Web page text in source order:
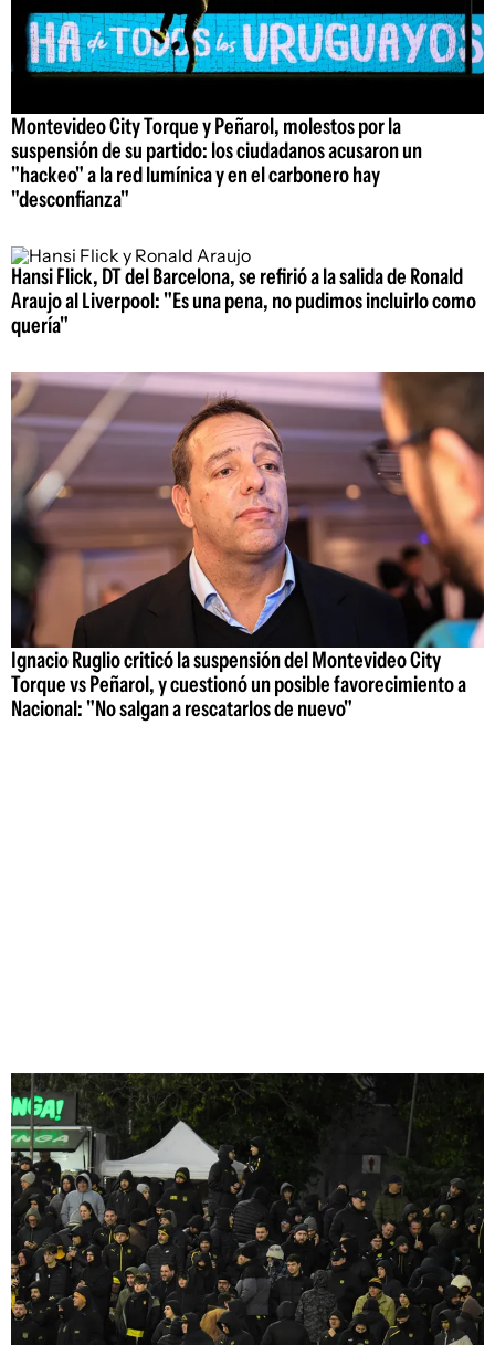
Montevideo City Torque y Peñarol, molestos por la
suspensión de su partido: los ciudadanos acusaron un
"hackeo" a la red lumínica y en el carbonero hay
"desconfianza"
Hansi Flick, DT del Barcelona, se refirió a la salida de Ronald
Araujo al Liverpool: "Es una pena, no pudimos incluirlo como
quería"
Ignacio Ruglio criticó la suspensión del Montevideo City
Torque vs Peñarol, y cuestionó un posible favorecimiento a
Nacional: "No salgan a rescatarlos de nuevo"